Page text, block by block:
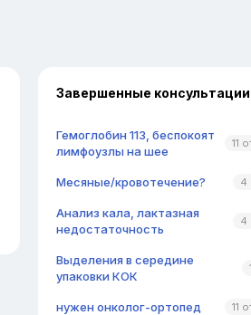
Завершенные консультации
Гемоглобин 113, беспокоят
лимфоузлы на шее
11
Месяные/кровотечение? 4
Анализ кала, лактазная
недостаточность
4
Выделения в середине
упаковки КОК
нужен онколог-ортопед 11